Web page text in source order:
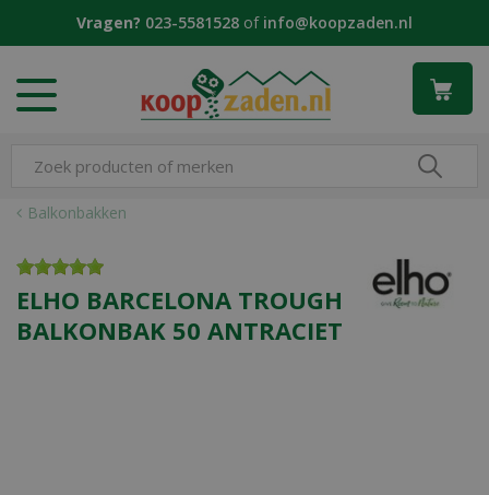
Balkonbakken
Vragen? 023-5581528 of info@koopzaden.nl
ELHO BARCELONA TROUGH
BALKONBAK 50 ANTRACIET